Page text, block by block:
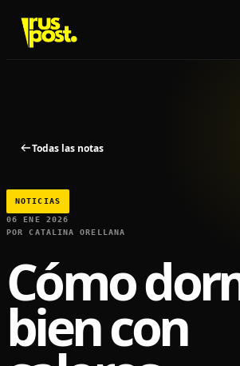
Todas las notas
NOTICIAS
06 ENE 2026
POR CATALINA ORELLANA
Cómo
bien con